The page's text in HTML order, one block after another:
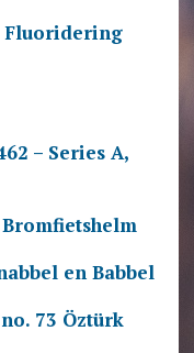
Fluoridering
– Series A,
Bromfietshelm
en Babbel
73 Öztürk